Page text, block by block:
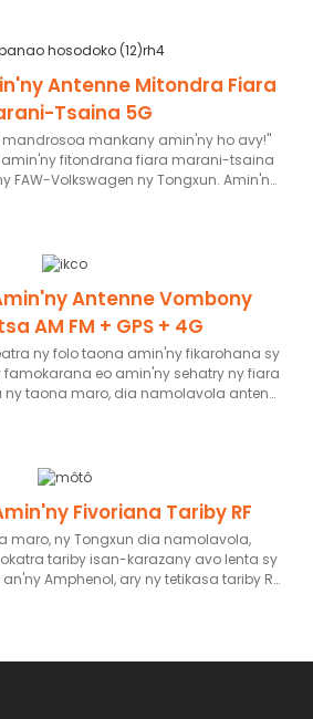
vahaolana antenne ho an'ny marika
Antenne Mitondra Fiara
Tsaina 5G
mandrosoa mankany amin'ny ho avy!"
fitondrana fiara marani-tsaina
FAW-Volkswagen ny Tongxun. Amin'ny
ny fitondran-tena amin'ny
eo amin'ny sehatry ny fitsapana.
Antenne Vombony
AM FM + GPS + 4G
ny folo taona amin'ny fikarohana sy
eo amin'ny sehatry ny fiara
ny taona maro, dia namolavola antena
samihafa izay mampifangaro ny
miasa maharitra.
Fivoriana Tariby RF
maro, ny Tongxun dia namolavola,
tariby isan-karazany avo lenta sy
Amphenol, ary ny tetikasa tariby RF